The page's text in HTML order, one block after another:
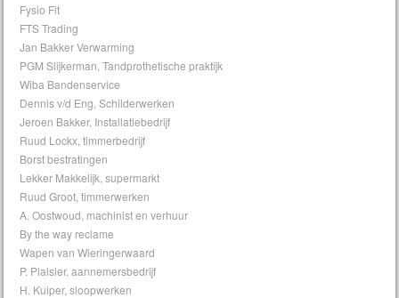
Fysio Fit
FTS Trading
Jan Bakker Verwarming
PGM Slijkerman, Tandprothetische praktijk
Wiba Bandenservice
Dennis v/d Eng, Schilderwerken
Jeroen Bakker, Installatiebedrijf
Ruud Lockx, timmerbedrijf
Borst bestratingen
Lekker Makkelijk, supermarkt
Ruud Groot, timmerwerken
A. Oostwoud, machinist en verhuur
By the way reclame
Wapen van Wieringerwaard
P. Plaisier, aannemersbedrijf
H. Kuiper, sloopwerken